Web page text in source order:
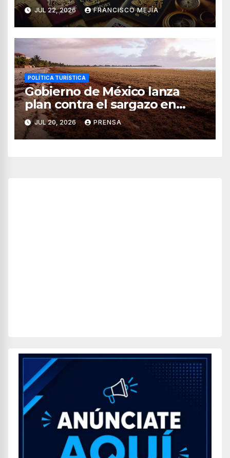
JUL 22, 2026 FRANCISCO MEJÍA
POLÍTICA TURÍSTICA
Gobierno de México lanza
plan contra el sargazo en
playas de Quintana Roo
JUL 20, 2026 PRENSA